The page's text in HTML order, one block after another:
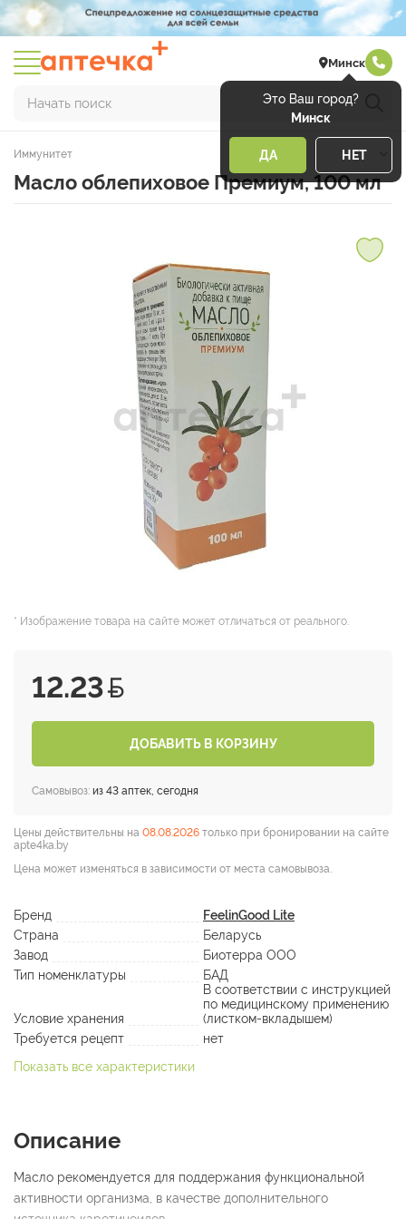
Минск
Это Ваш город?
Минск
ДА НЕТ
Начать поиск
Иммунитет
Масло облепиховое Премиум, 100 мл
* Изображение товара на сайте может отличаться от реального.
12.23
ДОБАВИТЬ В КОРЗИНУ
Самовывоз: из 43 аптек, сегодня
Цены действительны на 08.08.2026 только при бронировании на сайте
apte4ka.by
Цена может изменяться в зависимости от места самовывоза.
Бренд
FeelinGood Lite
Страна
Беларусь
Завод
Биотерра ООО
Тип номенклатуры
БАД
Условие хранения
В соответствии с инструкцией
по медицинскому применению
(листком-вкладышем)
Требуется рецепт
нет
Показать все характеристики
Описание
Масло рекомендуется для поддержания функциональной
активности организма, в качестве дополнительного